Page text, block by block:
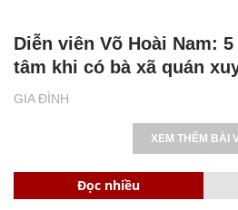
GIA ĐÌNH
Diễn viên Võ Hoài Nam:
tâm khi có bà xã quán
XEM THÊM BÀI
Đọc nhiều